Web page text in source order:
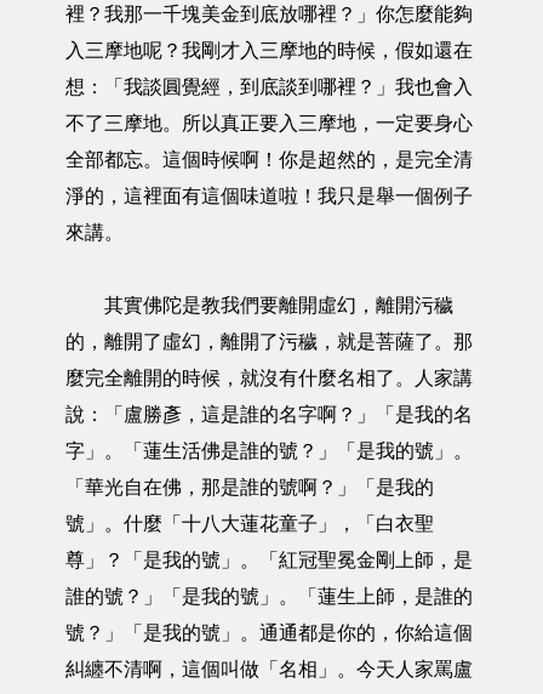
裡？我那一千塊美金到底放哪裡？」你怎麼能夠
入三摩地呢？我剛才入三摩地的時候，假如還在
想：「我談圓覺經，到底談到哪裡？」我也會入
不了三摩地。所以真正要入三摩地，一定要身心
全部都忘。這個時候啊！你是超然的，是完全清
淨的，這裡面有這個味道啦！我只是舉一個例子
來講。
其實佛陀是教我們要離開虛幻，離開污穢
的，離開了虛幻，離開了污穢，就是菩薩了。那
麼完全離開的時候，就沒有什麼名相了。人家講
說：「盧勝彥，這是誰的名字啊？」「是我的名
字」。「蓮生活佛是誰的號？」「是我的號」。
「華光自在佛，那是誰的號啊？」「是我的
號」。什麼「十八大蓮花童子」，「白衣聖
尊」？「是我的號」。「紅冠聖冕金剛上師，是
誰的號？」「是我的號」。「蓮生上師，是誰的
號？」「是我的號」。通通都是你的，你給這個
糾纏不清啊，這個叫做「名相」。今天人家罵盧